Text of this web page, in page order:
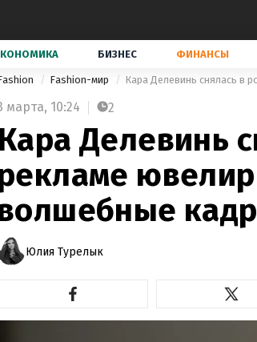
БИЗНЕС ФИНАНСЫ
Fashion-мир Кара Делевинь снялась в
марта, 10:24 2
Кара Делевинь
Юлия Турелык